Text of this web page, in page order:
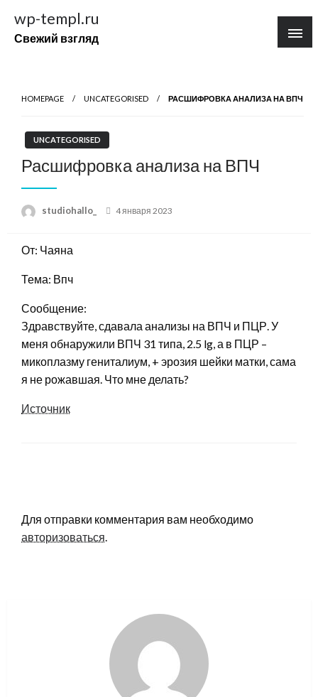
содержимому
wp-templ.ru
Свежий взгляд
HOMEPAGE UNCATEGORISED РАСШИФРОВКА АНАЛИЗА НА ВПЧ
UNCATEGORISED
Расшифровка анализа на ВПЧ
studiohallo_
Posted
4 января 2023
От: Чаяна
Тема: Впч
Сообщение:
Здравствуйте, сдавала анализы на ВПЧ и ПЦР. У
меня обнаружили ВПЧ 31 типа, 2.5 lg, а в ПЦР –
микоплазму гениталиум, + эрозия шейки матки, сама
я не рожавшая. Что мне делать?
Источник
Для отправки комментария вам необходимо
авторизоваться.